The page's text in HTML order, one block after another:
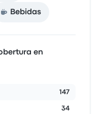
Bebidas
en
147
34